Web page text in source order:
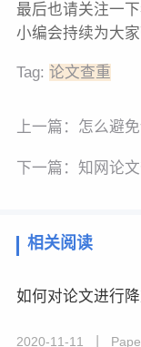
最后也请关注一
小编会持续为大
Tag: 论文查重
上一篇： 怎么避
下一篇： 知网论
相关阅读
如何对论文进行降
2020-11-11 丨